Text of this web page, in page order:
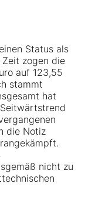
Status als
zogen die
auf 123,55
stammt
hat
die Notiz
nicht zu